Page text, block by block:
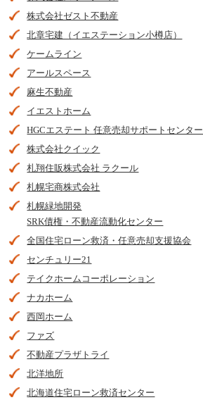
株式会社ゼスト不動産
北章宅建（イエステーション小樽店）
ケームライン
アールスペース
麻生不動産
イエストホーム
HGCエステート 任意売却サポートセンター
株式会社クイック
札翔住販株式会社 ラクール
札幌宅商株式会社
札幌緑地開発
SRK債権・不動産流動化センター
全国住宅ローン救済・任意売却支援協会
センチュリー21
テイクホームコーポレーション
ナカホーム
西岡ホーム
ファズ
不動産プラザトライ
北洋地所
北海道住宅ローン救済センター